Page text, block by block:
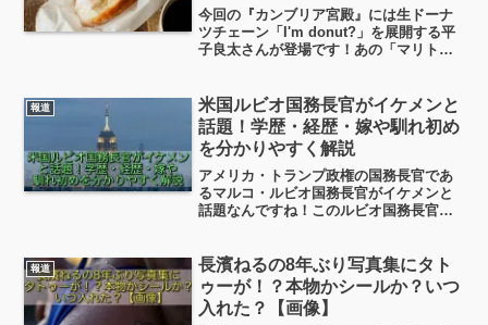
殿】
今回の『カンブリア宮殿』には生ドーナ
ツチェーン「I'm donut?」を展開する平
子良太さんが登場です！あの「マリトッ
味・嗜好、家族のこと、そしてアイムド
ーナツ？のおすすめベーシックメニュー
５選を見ていきたいと思います！
報道
米国ルビオ国務長官がイケメンと
話題！学歴・経歴・嫁や馴れ初め
を分かりやすく解説
アメリカ・トランプ政権の国務長官であ
るマルコ・ルビオ国務長官がイケメンと
話題なんですね！このルビオ国務長官、
うわけで今日は、このルビオ国務長官の
経歴や人となり、結婚の馴れ初めや家族
についても、じっくりと見ていきたいと
思います。
報道
長濱ねるの8年ぶり写真集にタト
ゥーが！？本物かシールか？いつ
入れた？【画像】